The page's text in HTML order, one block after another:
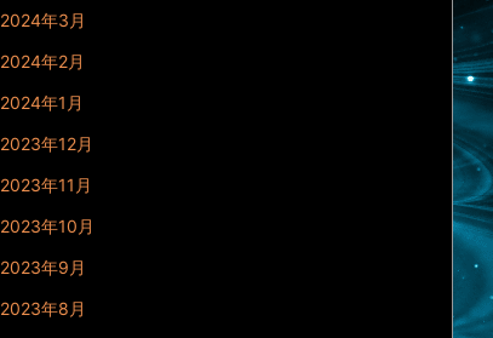
2024年3月
2024年2月
2024年1月
2023年12月
2023年11月
2023年10月
2023年9月
2023年8月